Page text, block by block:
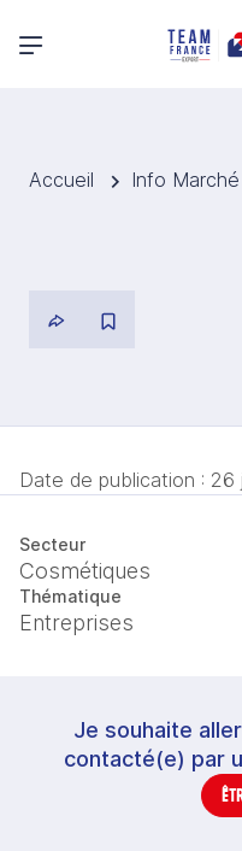
Menu principal
Accueil Info Marché
Date de publication : 26
Secteur
Cosmétiques
Thématique
Entreprises
Je souhaite
contacté(e) par